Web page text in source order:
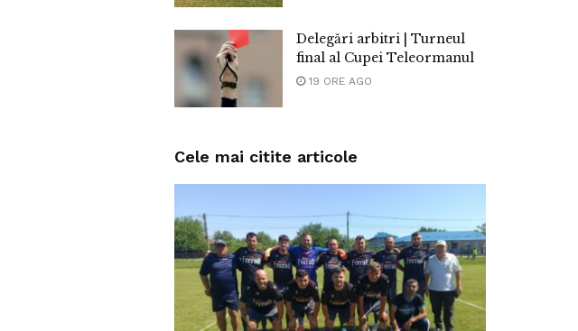
Delegări arbitri | Turneul
final al Cupei Teleormanul
19 ORE AGO
Cele mai citite articole